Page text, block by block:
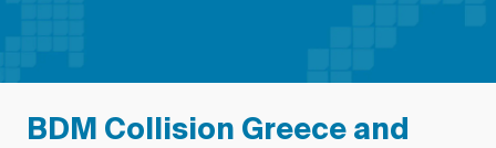
BDM Collision Greece and